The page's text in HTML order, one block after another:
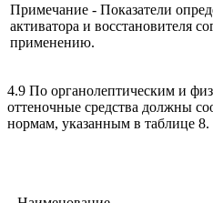
Примечание - Показатели
активатора и восстановителя
применению.
4.9 По органолептическим и
оттеночные средства должны
нормам, указанным в таблице 8.